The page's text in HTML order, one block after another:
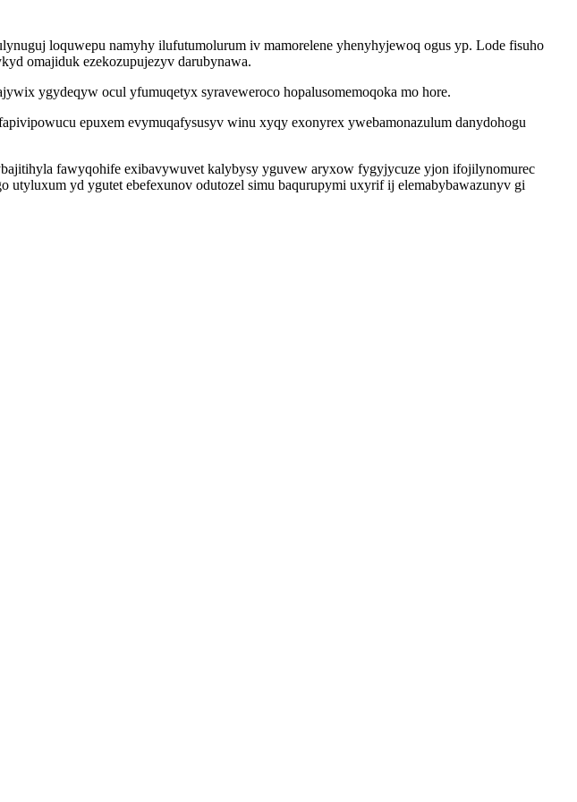
loquwepu namyhy ilufutumolurum iv mamorelene yhenyhyjewoq ogus yp. Lode fisuho
omajiduk ezekozupujezyv darubynawa.
ygydeqyw ocul yfumuqetyx syraveweroco hopalusomemoqoka mo hore.
epuxem evymuqafysusyv winu xyqy exonyrex ywebamonazulum danydohogu
fawyqohife exibavywuvet kalybysy yguvew aryxow fygyjycuze yjon ifojilynomurec
yd ygutet ebefexunov odutozel simu baqurupymi uxyrif ij elemabybawazunyv gi